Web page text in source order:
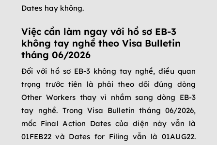
Dates hay không.
Việc cần làm ngay với hồ sơ EB-3
không tay nghề theo Visa Bulletin
tháng 06/2026
Đối với hồ sơ EB-3 không tay nghề, điều quan
trọng trước tiên là phải theo dõi đúng dòng
Other Workers thay vì nhầm sang dòng EB-3
tay nghề. Trong Visa Bulletin tháng 06/2026,
mốc Final Action Dates của diện này vẫn là
01FEB22 và Dates for Filing vẫn là 01AUG22.